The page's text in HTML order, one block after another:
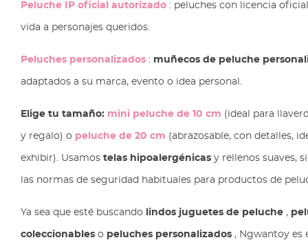
Peluche IP oficial autorizado : peluches con licencia
vida a personajes queridos.
Peluches personalizados : muñecos de peluche
adaptados a su marca, evento o idea personal.
Elige tu tamaño: mini peluche de 10 cm (ideal para
y regalo) o peluche de 20 cm (abrazosable, con detalles,
exhibir). Usamos telas hipoalergénicas y rellenos suaves,
las normas de seguridad habituales para productos de
Ya sea que esté buscando lindos juguetes de peluche ,
coleccionables o peluches personalizados , Ngwantoy es